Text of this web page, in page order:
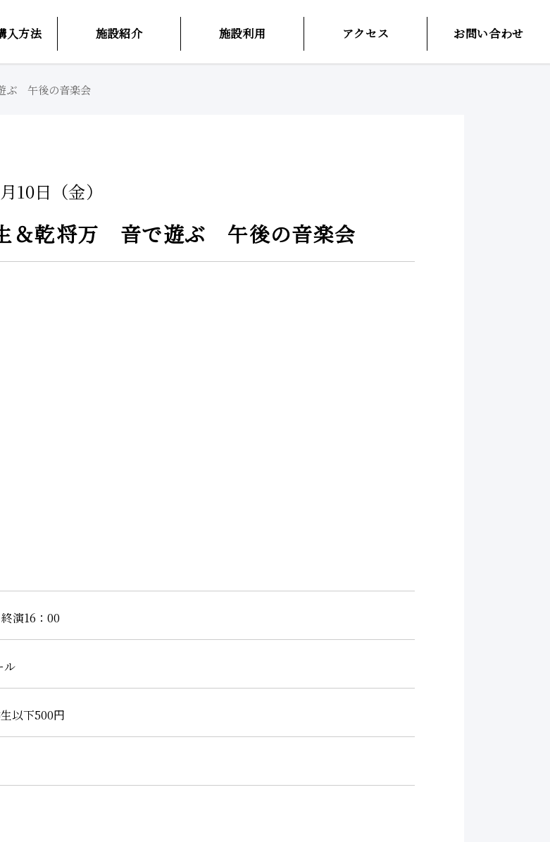
入方法 施設紹介 施設利用 アクセス お問い合わせ
ぶ 午後の音楽会
10日（金）
＆乾将万 音で遊ぶ 午後の音楽会
演16：00
ル
以下500円